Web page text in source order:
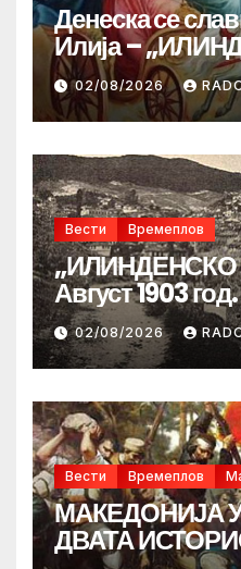
Денеска се
Илија –
02/08/2026
Вести Времеплов
„ИЛИНДЕНСКО
Август 1903 год.
02/08/2026
Вести Времеплов
МАКЕДОНИЈА
ДВАТА